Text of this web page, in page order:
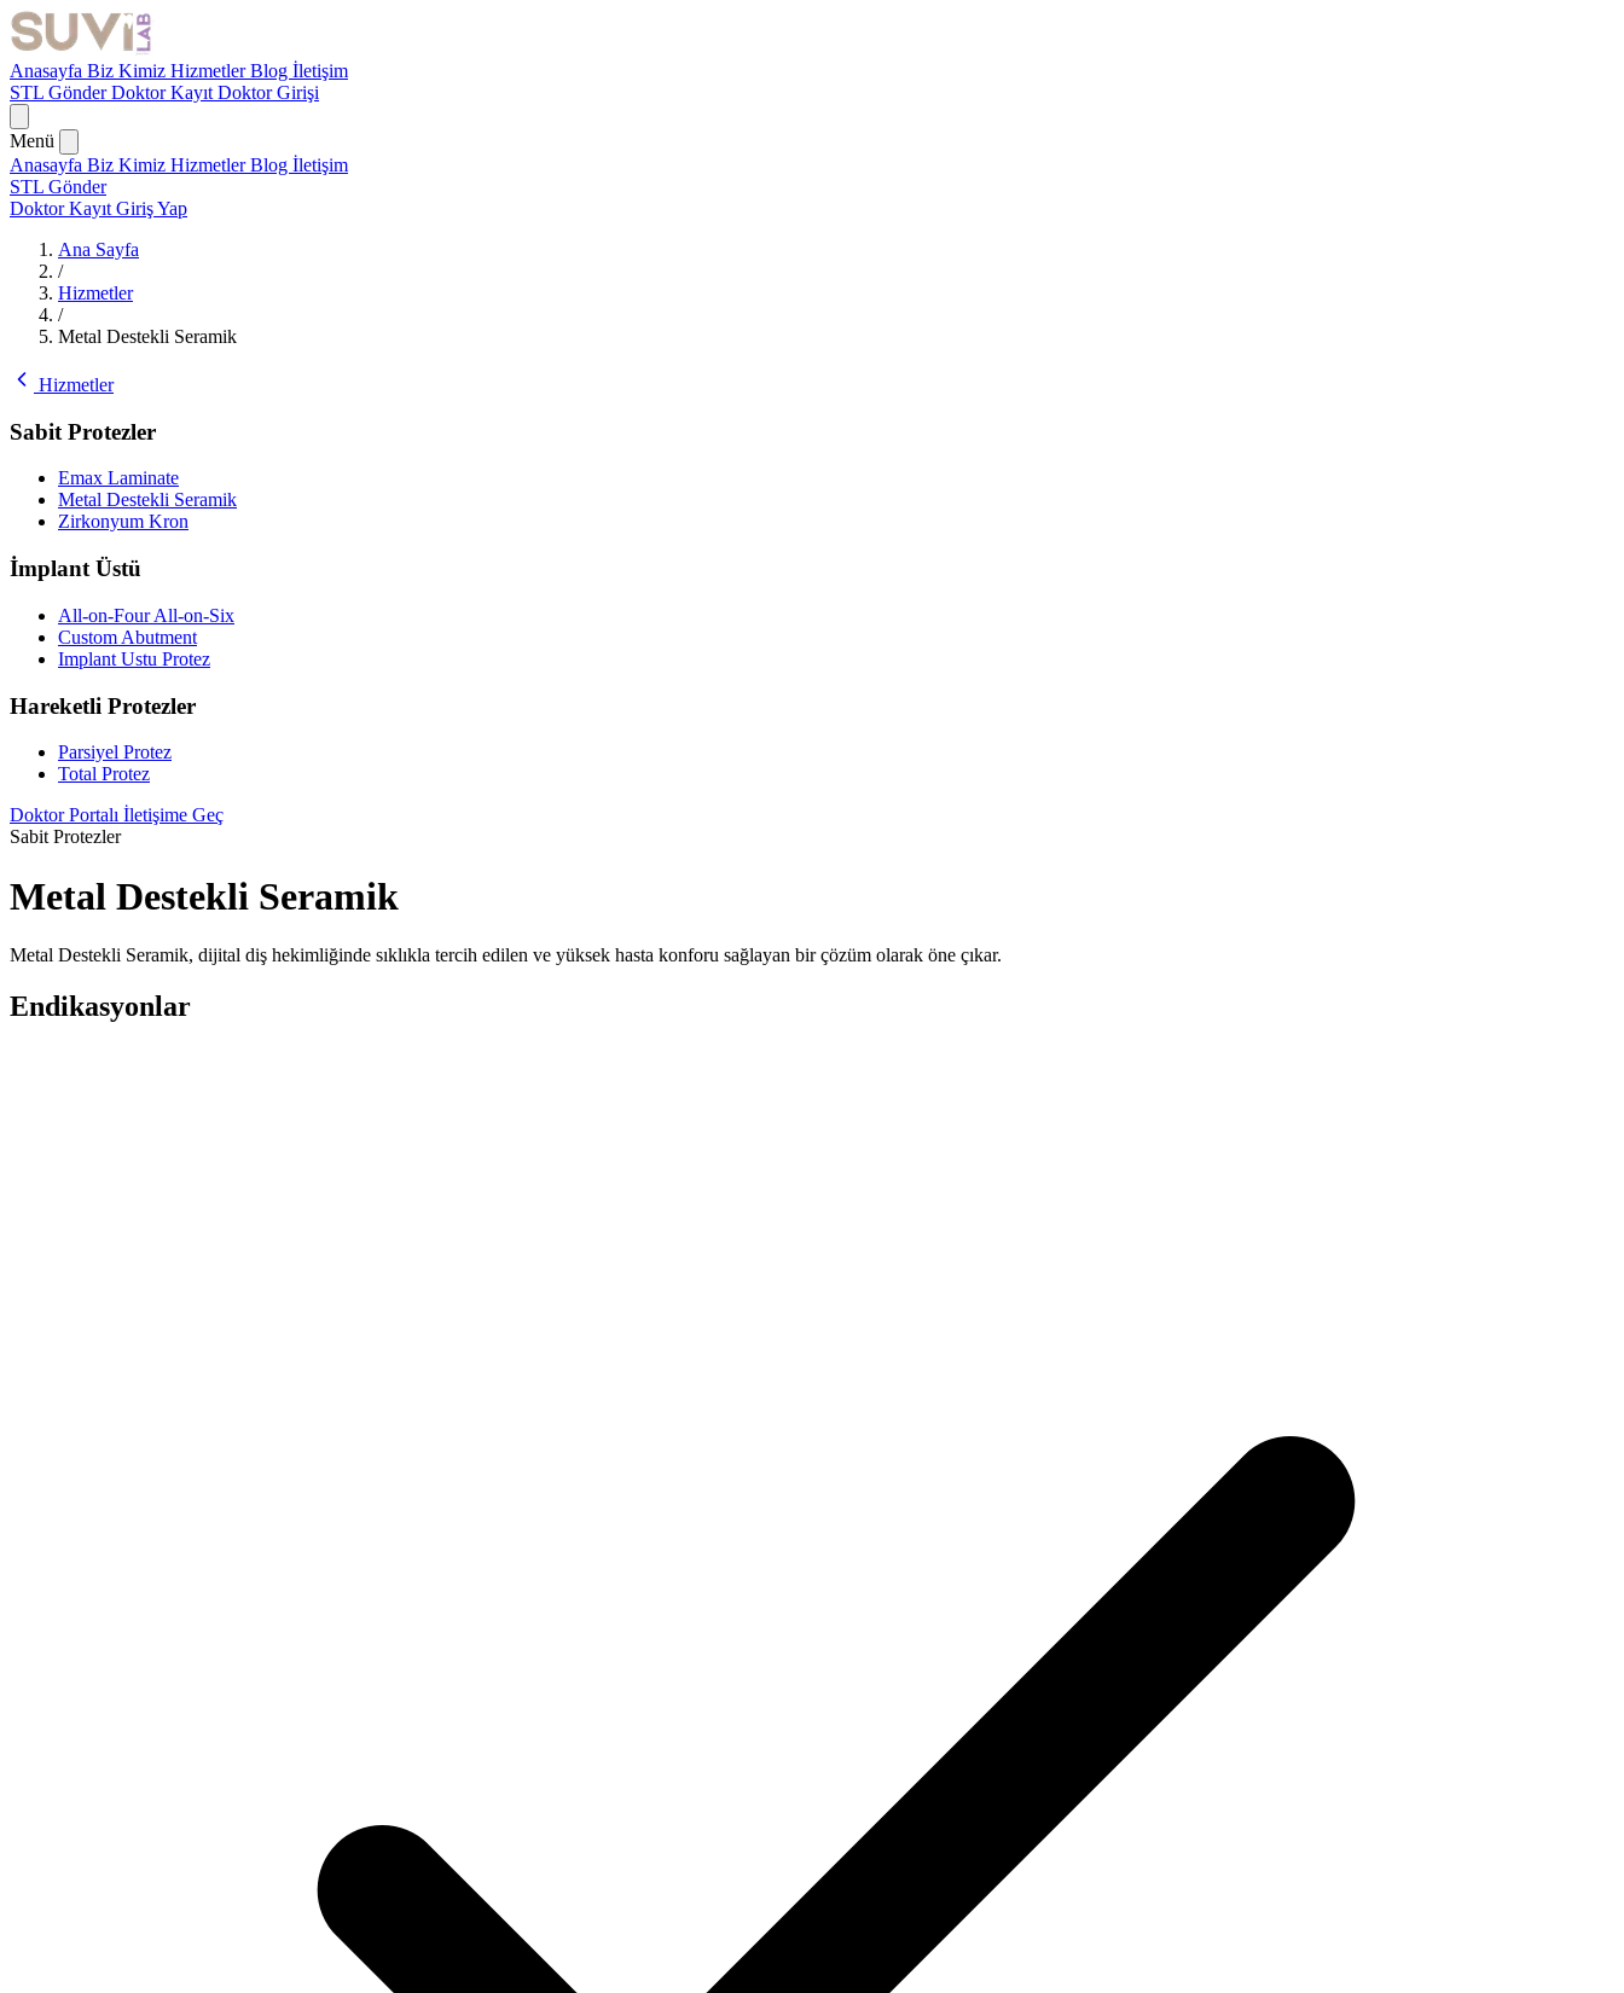
Anasayfa Biz Kimiz HizmetlerBlog İletişim
STL GönderDoktor Kayıt Doktor Girişi
Menü
Anasayfa Biz Kimiz HizmetlerBlog İletişim
STL Gönder
Doktor Kayıt Giriş Yap
Ana Sayfa
/
Hizmetler
/
Metal Destekli Seramik
Hizmetler
Sabit Protezler
Emax Laminate
Metal Destekli Seramik
Zirkonyum Kron
İmplant Üstü
All-on-Four All-on-Six
Custom Abutment
Implant Ustu Protez
Hareketli Protezler
Parsiyel Protez
Total Protez
Doktor Portalı İletişime Geç
Sabit Protezler
Metal Destekli Seramik
Metal Destekli Seramik, dijital diş hekimliğinde sıklıkla tercih edilen ve yüksek hasta konforu sağlayan bir çözüm olarak öne çıkar.
Endikasyonlar